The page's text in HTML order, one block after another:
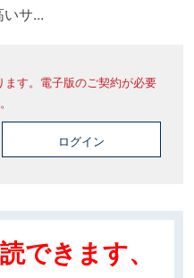
サ...
す。電子版のご契約が必要
ログイン
できます、